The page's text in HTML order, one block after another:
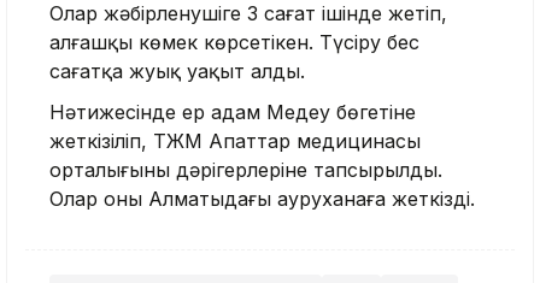
Олар жәбірленушіге 3 сағат ішінде жетіп,
алғашқы көмек көрсетікен. Түсіру бес
сағатқа жуық уақыт алды.
Нәтижесінде ер адам Медеу бөгетіне
жеткізіліп, ТЖМ Апаттар медицинасы
орталығының дәрігерлеріне тапсырылды.
Олар оны Алматыдағы ауруханаға жеткізді.